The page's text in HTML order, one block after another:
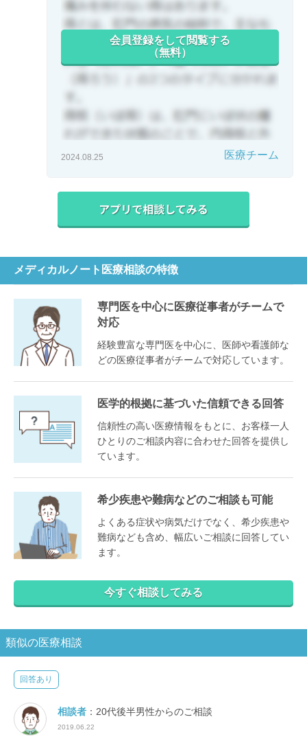
会員登録をして閲覧する
（無料）
2024.08.25 医療チーム
メディカルノート医療相談の特徴
専門医を中心に医療従事者がチームで
対応
経験豊富な専門医を中心に、医師や看護師な
どの医療従事者がチームで対応しています。
医学的根拠に基づいた信頼できる回答
信頼性の高い医療情報をもとに、お客様一人
ひとりのご相談内容に合わせた回答を提供し
ています。
希少疾患や難病などのご相談も可能
よくある症状や病気だけでなく、希少疾患や
難病なども含め、幅広いご相談に回答してい
ます。
今すぐ相談してみる
類似の医療相談
回答あり
相談者 ：20代後半男性からのご相談
2019.06.22